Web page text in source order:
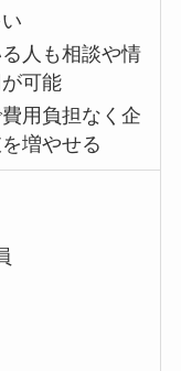
人も相談や情
可能
用負担なく企
増やせる